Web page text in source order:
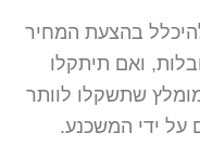
בהצעת המחיר
ואם תיתקלו
מומלץ שתשקלו לוותר
על ידי המשכנע.